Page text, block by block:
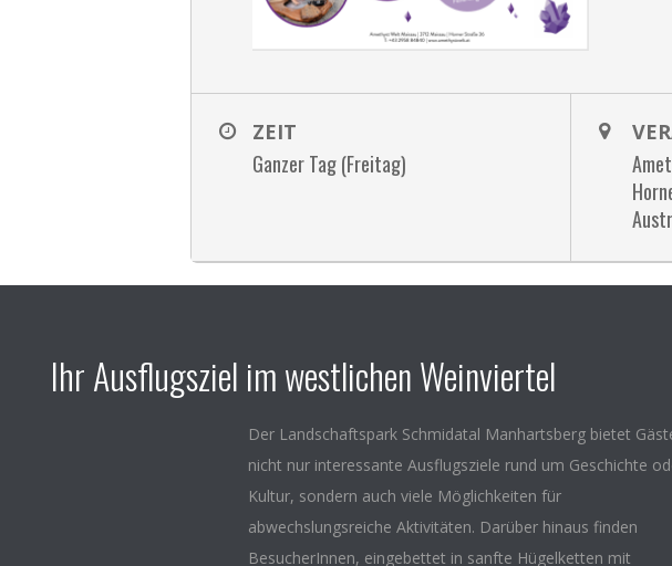
ZEIT
Ganzer Tag (Freitag)
Ihr Ausflugsziel im westlichen Weinviertel
Der Landschaftspark Schmidatal Manhartsberg bietet
nicht nur interessante Ausflugsziele rund um Geschichte
Kultur, sondern auch viele Möglichkeiten für
abwechslungsreiche Aktivitäten. Darüber hinaus finden
BesucherInnen, eingebettet in sanfte Hügelketten mit